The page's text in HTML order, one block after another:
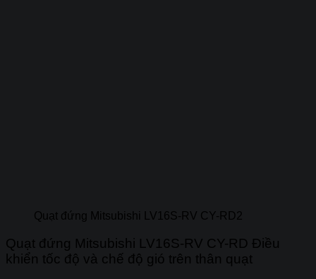
Quạt đứng Mitsubishi LV16S-RV CY-RD2
Quạt đứng Mitsubishi LV16S-RV CY-RD Điều
khiển tốc độ và chế độ gió trên thân quạt